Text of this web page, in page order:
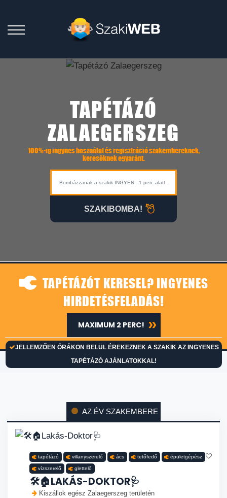
TAPÉTÁZÓ
ZALAEGERSZEG
100%-ig ingynes használat és regisztráció szakembereknek,
keresőknek egyaránt.
SZAKIBOMBA!
TAPÉTÁZÓT KERESEL? INGYENES
HIRDETÉSFELADÁS!
JELLEMZŐEN ÓRÁKON BELÜL ÉREKEZNEK A SZAKIK AZ INGYENES
TAPÉTÁZÓ AJÁNLATOKKAL!
MAXIMUM 2 PERC!
AZ ÉV SZAKEMBERE
tapétázó villanyszerelő ács tetőfedő épületgépész
vízszerelő glettelő
🛠️🏠LAKÁS-DOKTOR🩺
Kiszállok egész Zalaegerszeg területén